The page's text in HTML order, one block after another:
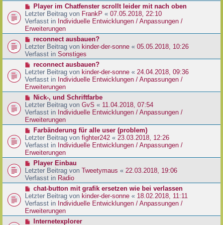
g
r
a
g
e
r
B
e
i
r
a
g
N
e
u
e
r
B
e
i
r
a
g
Player im Chatfenster scrollt leider mit nach oben
Letzter Beitrag von FrankP « 07.05.2018, 22:10
Verfasst in Individuelle Entwicklungen / Anpassungen /
Erweiterungen
N
e
u
e
r
B
e
i
r
a
g
reconnect ausbauen?
Letzter Beitrag von kinder-der-sonne « 05.05.2018, 10:26
Verfasst in Sonstiges
N
e
u
e
r
B
e
i
t
a
g
reconnect ausbauen?
Letzter Beitrag von kinder-der-sonne « 24.04.2018, 09:36
Verfasst in Individuelle Entwicklungen / Anpassungen /
Erweiterungen
N
e
u
e
r
B
e
i
t
a
g
Nick-, und Schriftfarbe
Letzter Beitrag von GvS « 11.04.2018, 07:54
Verfasst in Individuelle Entwicklungen / Anpassungen /
Erweiterungen
N
e
u
e
r
B
e
i
r
a
g
Farbänderung für alle user (problem)
Letzter Beitrag von fighter242 « 23.03.2018, 12:26
Verfasst in Individuelle Entwicklungen / Anpassungen /
Erweiterungen
N
e
u
e
r
B
e
i
Player Einbau
Letzter Beitrag von Tweetymaus « 22.03.2018, 19:06
Verfasst in Radio
N
e
u
e
r
chat-button mit grafik ersetzen wie bei verlassen
Letzter Beitrag von kinder-der-sonne « 18.02.2018, 11:11
Verfasst in Individuelle Entwicklungen / Anpassungen /
Erweiterungen
NInternetexplorer